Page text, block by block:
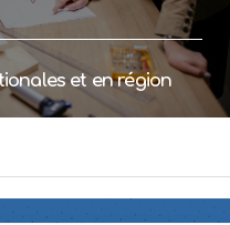
et en région